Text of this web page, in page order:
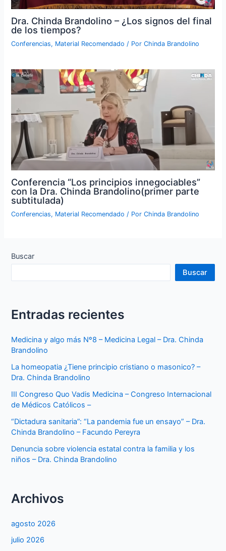
Dra. Chinda Brandolino – ¿Los signos del final
de los tiempos?
Conferencias, Material Recomendado / PorChinda Brandolino
Conferencia “Los principios innegociables”
con la Dra. Chinda Brandolino(primer parte
subtitulada)
Conferencias, Material Recomendado / PorChinda Brandolino
Buscar
Buscar
Entradas recientes
Medicina y algo más Nº8 – Medicina Legal – Dra. Chinda
Brandolino
La homeopatia ¿Tiene principio cristiano o masonico? –
Dra. Chinda Brandolino
III Congreso Quo Vadis Medicina – Congreso Internacional
de Médicos Católicos –
“Dictadura sanitaria”: “La pandemia fue un ensayo” – Dra.
Chinda Brandolino – Facundo Pereyra
Denuncia sobre violencia estatal contra la familia y los
niños – Dra. Chinda Brandolino
Archivos
agosto 2026
julio 2026